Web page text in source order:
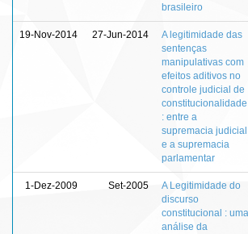
brasileiro
19-Nov-2014 27-Jun-2014
A legitimidade das
sentenças
manipulativas com
efeitos aditivos no
controle judicial de
constitucionalidade
: entre a
supremacia judicial
e a supremacia
parlamentar
1-Dez-2009 Set-2005
A Legitimidade do
discurso
constitucional : uma
análise da